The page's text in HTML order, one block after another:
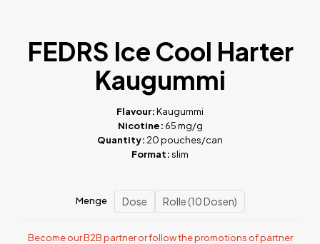
FEDRS Ice Cool Harter
Kaugummi
Flavour:Kaugummi
Nicotine: 65 mg/g
Quantity: 20 pouches/can
Format:slim
Menge Dose Rolle (10 Dosen)
Become our B2B partner or follow the promotions of partner